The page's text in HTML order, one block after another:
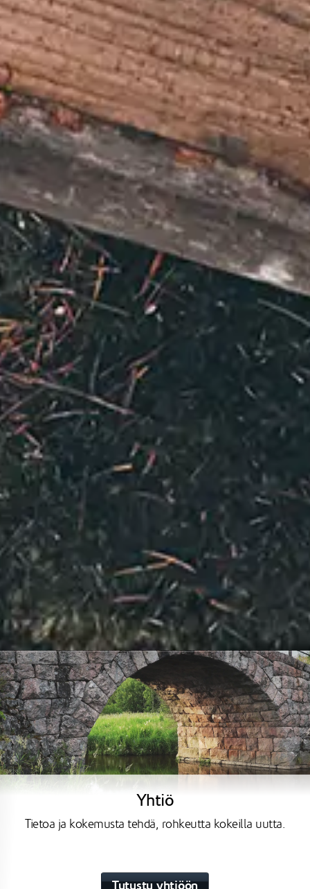
Tutustu yhtiöön
Yhtiö
Tietoa ja kokemusta tehdä, rohkeutta kokeilla uutta.